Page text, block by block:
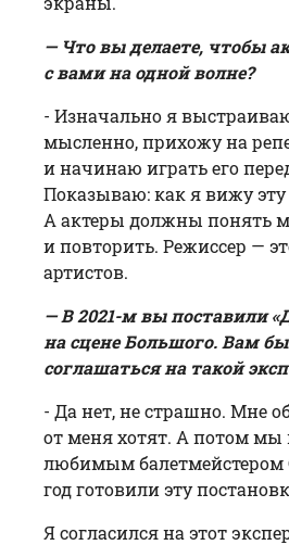
— Что вы делаете, чтобы
с вами на одной волне?
- Изначально я
мысленно, прихожу на
и начинаю играть его
Показываю: как я вижу эту
А актеры должны понять
и повторить. Режиссер —
артистов.
— В 2021-м вы поставили
на сцене Большого. Вам
соглашаться на такой
- Да нет, не страшно. Мне
от меня хотят. А потом мы
любимым балетмейстером
год готовили эту
Я согласился на этот